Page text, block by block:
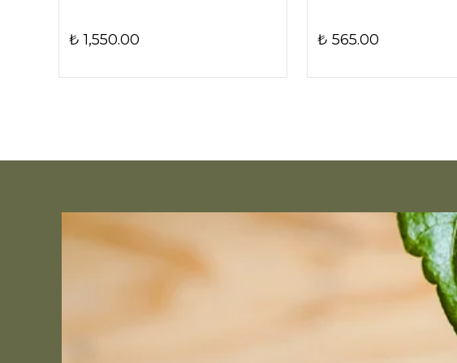
₺ 1,550.00 ₺ 565.00